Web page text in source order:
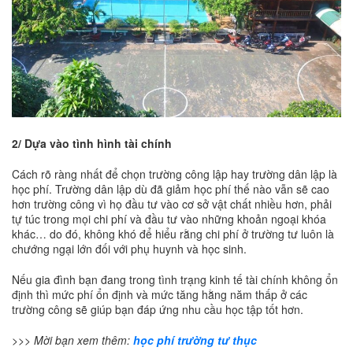
2/ Dựa vào tình hình tài chính
Cách rõ ràng nhất để chọn trường công lập hay trường dân lập là
học phí. Trường dân lập dù đã giảm học phí thế nào vẫn sẽ cao
hơn trường công vì họ đầu tư vào cơ sở vật chất nhiều hơn, phải
tự túc trong mọi chi phí và đầu tư vào những khoản ngoại khóa
khác… do đó, không khó để hiểu rằng chi phí ở trường tư luôn là
chướng ngại lớn đối với phụ huynh và học sinh.
Nếu gia đình bạn đang trong tình trạng kinh tế tài chính không ổn
định thì mức phí ổn định và mức tăng hằng năm thấp ở các
trường công sẽ giúp bạn đáp ứng nhu cầu học tập tốt hơn.
>>> Mời bạn xem thêm: học phí trường tư thục